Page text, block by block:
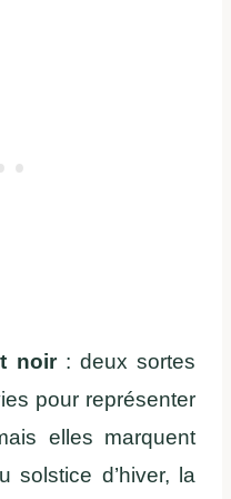
noir: deux sortes
pour représenter
elles marquent
solstice d’hiver, la